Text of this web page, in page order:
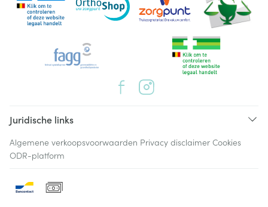
Juridische links
Algemene verkoopsvoorwaarden Privacy disclaimer Cookies
ODR-platform